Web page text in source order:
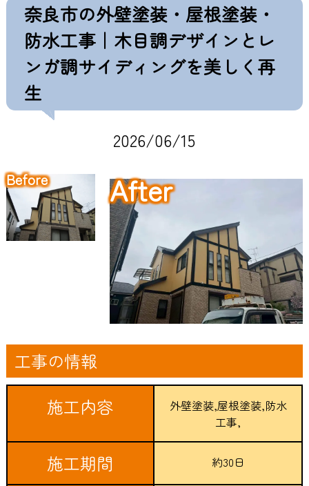
奈良市の外壁塗装・屋根塗装・
防水工事｜木目調デザインとレ
ンガ調サイディングを美しく再
生
2026/06/15
工事の情報
施工内容
外壁塗装,屋根塗装,防水
工事,
施工期間 約30日